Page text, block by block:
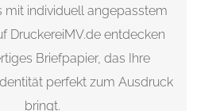
mit individuell angepasstem
DruckereiMV.de entdecken
Briefpapier, das Ihre
perfekt zum Ausdruck
bringt.